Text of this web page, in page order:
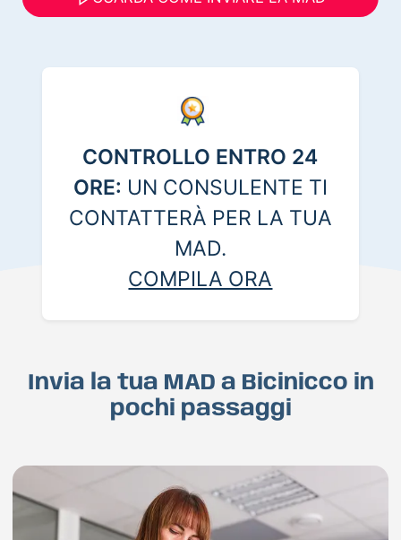
CONTROLLO ENTRO 24
ORE: UN CONSULENTE TI
CONTATTERÀ PER LA TUA
MAD.
COMPILA ORA
Invia la tua MAD a Bicinicco in
pochi passaggi